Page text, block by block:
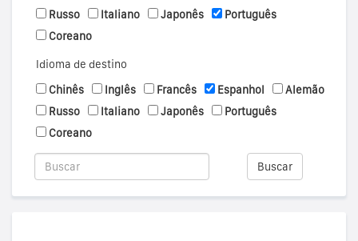
Russo
Italiano Japonês
Português
Coreano
Idioma de destino
Chinês
Inglês Francês Espanhol
Alemão
Russo
Italiano Japonês
Português
Coreano
Buscar